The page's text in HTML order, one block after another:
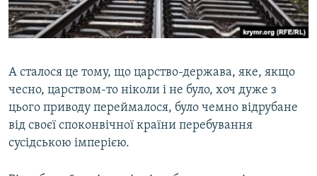
А сталося це тому, що царство-держава, яке, якщо
чесно, царством-то ніколи і не було, хоч дуже з
цього приводу переймалося, було чемно відрубане
від своєї споконвічної країни перебування
сусідською імперією.